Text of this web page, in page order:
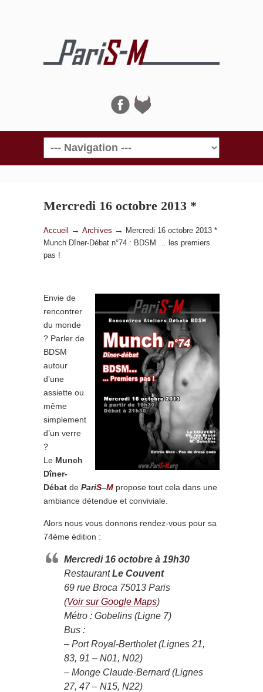
Navigation
Mercredi 16 octobre 2013 *
Munch Dîner-Débat n°74 :
BDSM … les premiers pas !
Accueil → Archives →
Mercredi 16 octobre 2013 *
Munch Dîner-Débat n°74 : BDSM … les premiers
pas !
Envie de
rencontrer
du monde
? Parler de
BDSM
autour
d’une
assiette ou
même
simplement
d’un verre
?
Le Munch
Dîner-
Débat de PariS–M propose tout cela dans une
ambiance détendue et conviviale.
Alors nous vous donnons rendez-vous pour sa
74ème édition :
Mercredi 16 octobre à 19h30
RestaurantLe Couvent
69 rue Broca 75013 Paris
(Voirsur Google Maps)
Métro : Gobelins (Ligne 7)
Bus :
– Port Royal-Bertholet (Lignes 21,
83, 91 – N01, N02)
– Monge Claude-Bernard (Lignes
27, 47 – N15, N22)